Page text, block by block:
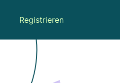
Registrieren